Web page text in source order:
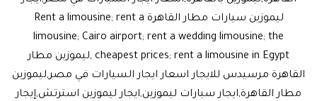
ليموزين سيارات مطار القاهرة Rent a limousine; rent a
limousine; Cairo airport; rent a wedding limousine; the
cheapest prices; rent a limousine in Egypt ,ليموزين مطار
القاهرة مرسيدس للايجار اسعار ايجار السيارات في مصر,ليموزين
مطار القاهرة,ايجار سيارات ليموزين,ايجار ليموزين استرتش,إيجار